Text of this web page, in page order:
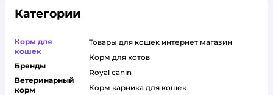
Категории
Корм для
кошек
Бренды
Ветеринарный
корм
товары для кошек интернет магазин
корм для котов
royal canin
корм карника для кошек